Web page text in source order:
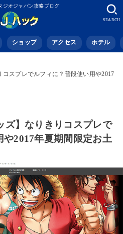
ジオジャパン攻略ブログ
ショップ アクセス ホテル
SEARCH
コスプレでルフィに？普段使い用や2017
ズ】なりきりコスプレで
2017年夏期間限定お土